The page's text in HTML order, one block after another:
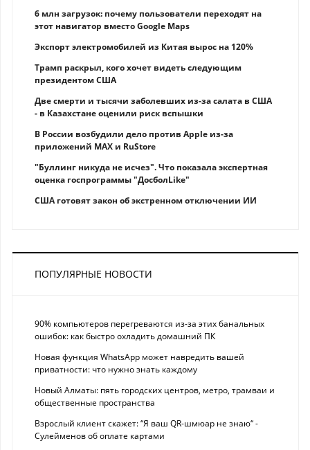
6 млн загрузок: почему пользователи переходят на
этот навигатор вместо Google Maps
Экспорт электромобилей из Китая вырос на 120%
Трамп раскрыл, кого хочет видеть следующим
президентом США
Две смерти и тысячи заболевших из-за салата в США
- в Казахстане оценили риск вспышки
В России возбудили дело против Apple из-за
приложений MAX и RuStore
"Буллинг никуда не исчез". Что показала экспертная
оценка госпрограммы "ДосболLike"
США готовят закон об экстренном отключении ИИ
ПОПУЛЯРНЫЕ НОВОСТИ
90% компьютеров перегреваются из-за этих банальных
ошибок: как быстро охладить домашний ПК
Новая функция WhatsApp может навредить вашей
приватности: что нужно знать каждому
Новый Алматы: пять городских центров, метро, трамваи и
общественные пространства
Взрослый клиент скажет: “Я ваш QR-шмюар не знаю“ -
Сулейменов об оплате картами